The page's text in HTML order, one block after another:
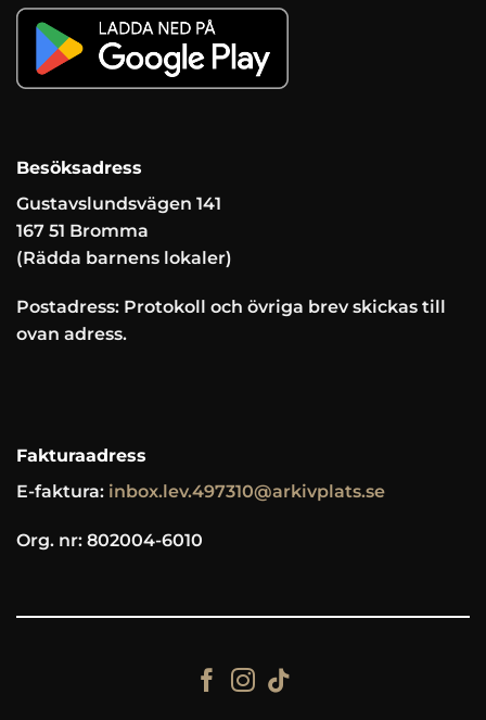
Besöksadress
Gustavslundsvägen 141
167 51 Bromma
(Rädda barnens lokaler)
Postadress: Protokoll och övriga brev skickas till
ovan adress.
Fakturaadress
E-faktura: inbox.lev.497310@arkivplats.se
Org. nr: 802004-6010